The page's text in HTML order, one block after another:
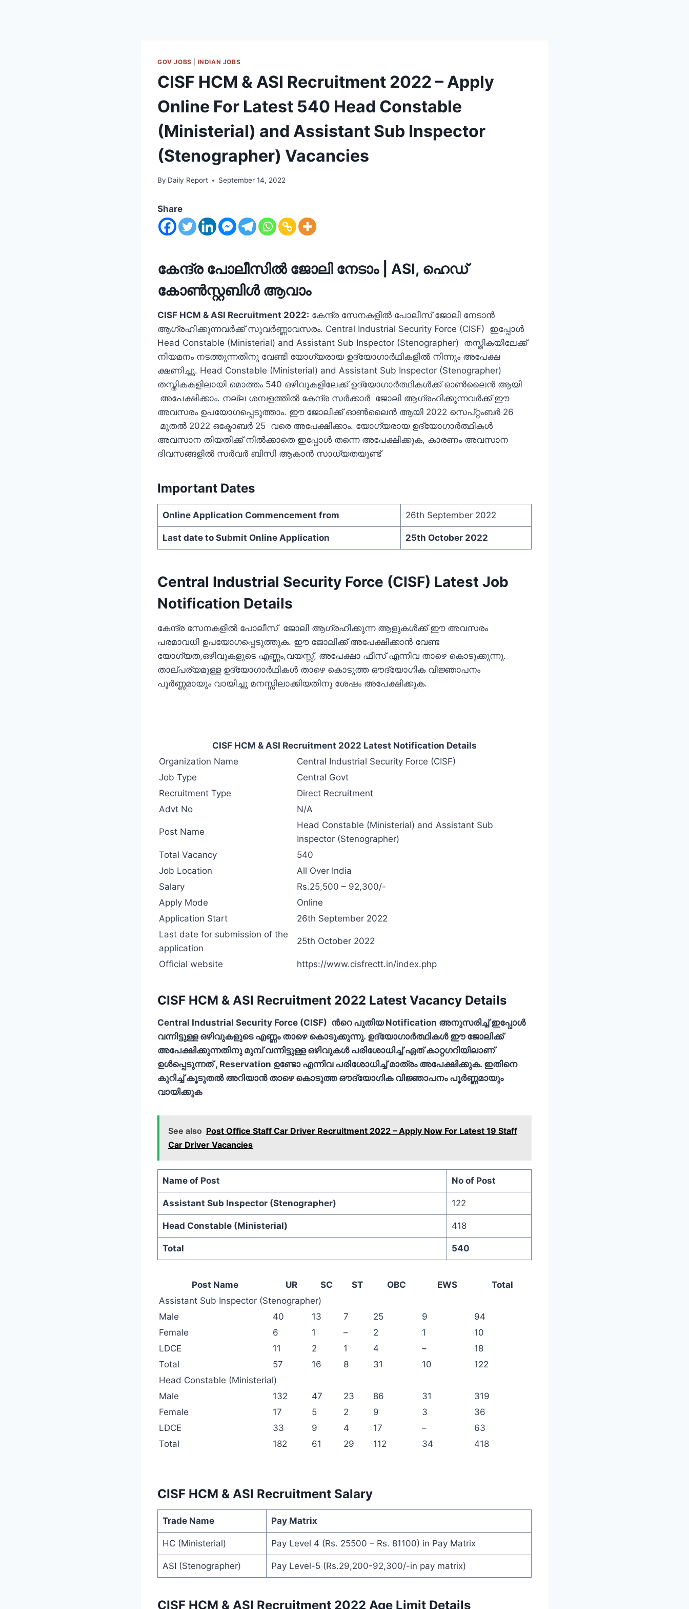
GOV JOBS INDIAN JOBS
CISF HCM & ASI Recruitment 2022 – Apply
Online For Latest 540 Head Constable
(Ministerial) and Assistant Sub Inspector
(Stenographer) Vacancies
By Daily Report September 14, 2022
Share
കേന്ദ്ര പോലീസില്‍ ജോലി നേടാം | ASI, ഹെഡ്
കോണ്‍സ്റ്റബിള്‍ ആവാം
CISF HCM & ASI Recruitment 2022: കേന്ദ്ര സേനകളില്‍ പോലീസ് ജോലി നേടാന്‍
ആഗ്രഹിക്കുന്നവര്‍ക്ക് സുവര്‍ണ്ണാവസരം. Central Industrial Security Force (CISF) ഇപ്പോള്‍
Head Constable (Ministerial) and Assistant Sub Inspector (Stenographer) തസ്തികയിലേക്ക്
നിയമനം നടത്തുന്നതിനു വേണ്ടി യോഗ്യരായ ഉദ്യോഗാര്‍ഥികളില്‍ നിന്നും അപേക്ഷ
ക്ഷണിച്ചു. Head Constable (Ministerial) and Assistant Sub Inspector (Stenographer)
തസ്തികകളിലായി മൊത്തം 540 ഒഴിവുകളിലേക്ക് ഉദ്യോഗാര്‍ത്ഥികള്‍ക്ക് ഓണ്‍ലൈന്‍ ആയി
അപേക്ഷിക്കാം. നല്ല ശമ്പളത്തില്‍ കേന്ദ്ര സര്‍ക്കാര്‍ ജോലി ആഗ്രഹിക്കുന്നവര്‍ക്ക് ഈ
അവസരം ഉപയോഗപ്പെടുത്താം. ഈ ജോലിക്ക് ഓണ്‍ലൈന്‍ ആയി 2022 സെപ്റ്റംബര്‍ 26
മുതല്‍ 2022 ഒക്ടോബര്‍ 25 വരെ അപേക്ഷിക്കാം. യോഗ്യരായ ഉദ്യോഗാര്‍ത്ഥികള്‍
അവസാന തിയതിക്ക് നില്‍ക്കാതെ ഇപ്പോള്‍ തന്നെ അപേക്ഷിക്കുക, കാരണം അവസാന
ദിവസങ്ങളില്‍ സര്‍വര്‍ ബിസി ആകാന്‍ സാധ്യതയുണ്ട്
Important Dates
Online Application Commencement from 26th September 2022
Last date to Submit Online Application 25th October 2022
Central Industrial Security Force (CISF) Latest Job
Notification Details
കേന്ദ്ര സേനകളില്‍ പോലീസ് ജോലി ആഗ്രഹിക്കുന്ന ആളുകള്‍ക്ക് ഈ അവസരം
പരമാവധി ഉപയോഗപ്പെടുത്തുക. ഈ ജോലിക്ക് അപേക്ഷിക്കാന്‍ വേണ്ട
യോഗ്യത,ഒഴിവുകളുടെ എണ്ണം,വയസ്സ്, അപേക്ഷാ ഫീസ്‌ എന്നിവ താഴെ കൊടുക്കുന്നു.
താല്പര്യമുള്ള ഉദ്യോഗാര്‍ഥികള്‍ താഴെ കൊടുത്ത ഔദ്യോഗിക വിജ്ഞാപനം
പൂര്‍ണ്ണമായും വായിച്ചു മനസ്സിലാക്കിയതിനു ശേഷം അപേക്ഷിക്കുക.
CISF HCM & ASI Recruitment 2022 Latest Notification Details
Organization Name
Central Industrial Security Force (CISF)
Job Type
Central Govt
Recruitment Type
Direct Recruitment
Advt No
N/A
Post Name
Head Constable (Ministerial) and Assistant Sub
Inspector (Stenographer)
Total Vacancy
540
Job Location
All Over India
Salary
Rs.25,500 – 92,300/-
Apply Mode
Online
Application Start
26th September 2022
Last date for submission of the
application
25th October 2022
Official website https://www.cisfrectt.in/index.php
CISF HCM & ASI Recruitment 2022 Latest Vacancy Details
Central Industrial Security Force (CISF) ന്‍റെ പുതിയ Notification അനുസരിച്ച് ഇപ്പോള്‍
വന്നിട്ടുള്ള ഒഴിവുകളുടെ എണ്ണം താഴെ കൊടുക്കുന്നു. ഉദ്യോഗാര്‍ത്ഥികള്‍ ഈ ജോലിക്ക്
അപേക്ഷിക്കുന്നതിനു മുമ്പ് വന്നിട്ടുള്ള ഒഴിവുകള്‍ പരിശോധിച്ച് ഏത് കാറ്റഗറിയിലാണ്
ഉള്‍പ്പെടുന്നത് , Reservation ഉണ്ടോ എന്നിവ പരിശോധിച്ച് മാത്രം അപേക്ഷിക്കുക. ഇതിനെ
കുറിച്ച് കൂടുതല്‍ അറിയാന്‍ താഴെ കൊടുത്ത ഔദ്യോഗിക വിജ്ഞാപനം പൂര്‍ണ്ണമായും
വായിക്കുക
See also Post Office Staff Car Driver Recruitment 2022 – Apply Now For Latest 19 Staff
Car Driver Vacancies
Name of Post No of Post
Assistant Sub Inspector (Stenographer) 122
Head Constable (Ministerial) 418
Total 540
Post Name UR SC ST OBC EWS
Total
Assistant Sub Inspector (Stenographer)
Male
40 13 7 25 9
94
Female
6 1 – 2 1
10
LDCE
11 2 1 4 –
18
Total
57 16 8 31 10
122
Head Constable (Ministerial)
Male
132 47 23 86 31
319
Female
17 5 2 9 3
36
LDCE
33 9 4 17 –
63
Total
182 61 29 112 34 418
CISF HCM & ASI Recruitment Salary
Trade Name Pay Matrix
HC (Ministerial) Pay Level 4 (Rs. 25500 – Rs. 81100) in Pay Matrix
ASI (Stenographer) Pay Level-5 (Rs.29,200-92,300/-in pay matrix)
CISF HCM & ASI Recruitment 2022 Age Limit Details